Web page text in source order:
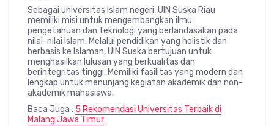
Sebagai universitas Islam negeri, UIN Suska Riau
memiliki misi untuk mengembangkan ilmu
pengetahuan dan teknologi yang berlandasakan pada
nilai-nilai Islam. Melalui pendidikan yang holistik dan
berbasis ke Islaman, UIN Suska bertujuan untuk
menghasilkan lulusan yang berkualitas dan
berintegritas tinggi. Memiliki fasilitas yang modern dan
lengkap untuk menunjang kegiatan akademik dan non-
akademik mahasiswa.
Baca Juga : 5 Rekomendasi Universitas Terbaik di
Malang Jawa Timur